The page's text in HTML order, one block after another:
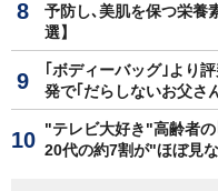
予防し､美肌を保つ栄養
選】
｢ボディーバッグ｣より
発で｢だらしないお父さ
"テレビ大好き"高齢者
20代の約7割が"ほぼ見